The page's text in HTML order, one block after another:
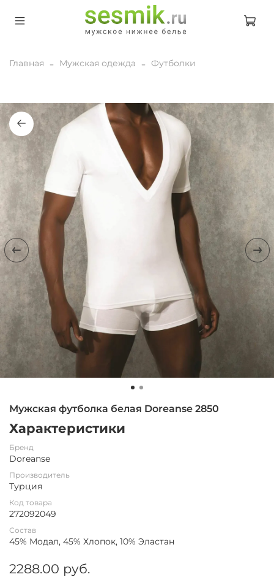
Главная Мужская одежда Футболки
Мужская футболка белая Doreanse 2850
Характеристики
Бренд
Doreanse
Производитель
Турция
Код товара
272092049
Состав
45% Модал, 45% Хлопок, 10% Эластан
2288.00 руб.